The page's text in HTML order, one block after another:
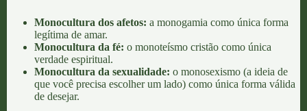
Monocultura dos afetos: a monogamia como única forma
legítima de amar.
Monocultura da fé: o monoteísmo cristão como única
verdade espiritual.
Monocultura da sexualidade: o monosexismo (a ideia de
que você precisa escolher um lado) como única forma válida
de desejar.